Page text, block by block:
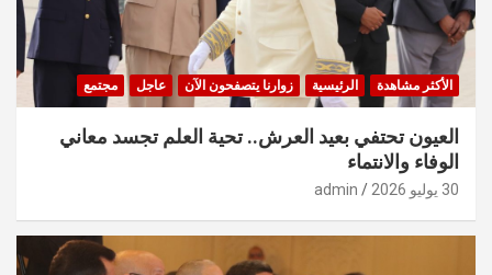
الأكثر مشاهدة الرئيسية زوارنا يتصفحون الآن عاجل مجتمع
العيون تحتفي بعيد العرش.. تحية العلم تجسد معاني
الوفاء والانتماء
30 يوليو 2026 admin